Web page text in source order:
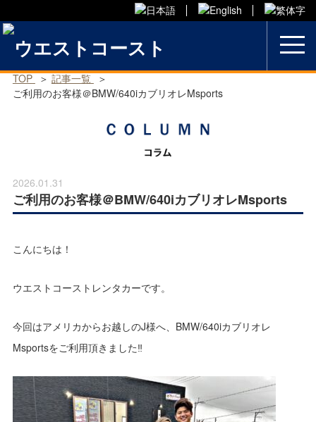
to
content
TOP
記事一覧
ご利用のお客様＠BMW/640iカブリオレMsports
2026.01.31
ご利用のお客様＠BMW/640iカブリオレMsports
こんにちは！
ウエストコーストレンタカーです。
今回はアメリカからお越しのJ様へ、BMW/640iカブリオレ
Msportsをご利用頂きました‼